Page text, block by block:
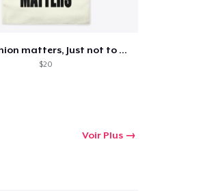
Your opinion matters, Just not to me!
$20
Voir Plus